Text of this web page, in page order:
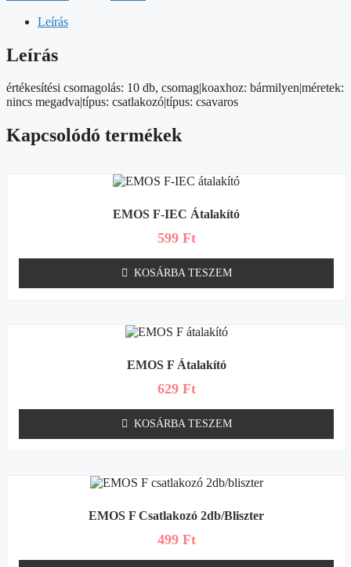
mennyiség
Leírás
Leírás
értékesítési csomagolás: 10 db, csomag|koaxhoz: bármilyen|méretek:
nincs megadva|típus: csatlakozó|típus: csavaros
Kapcsolódó termékek
EMOS F-IEC Átalakító
599 Ft
KOSÁRBA TESZEM
EMOS F Átalakító
629 Ft
KOSÁRBA TESZEM
EMOS F Csatlakozó 2db/bliszter
499 Ft